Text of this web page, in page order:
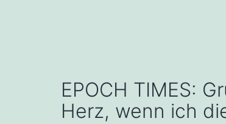
EPOCH TIMES:
Herz, wenn ich